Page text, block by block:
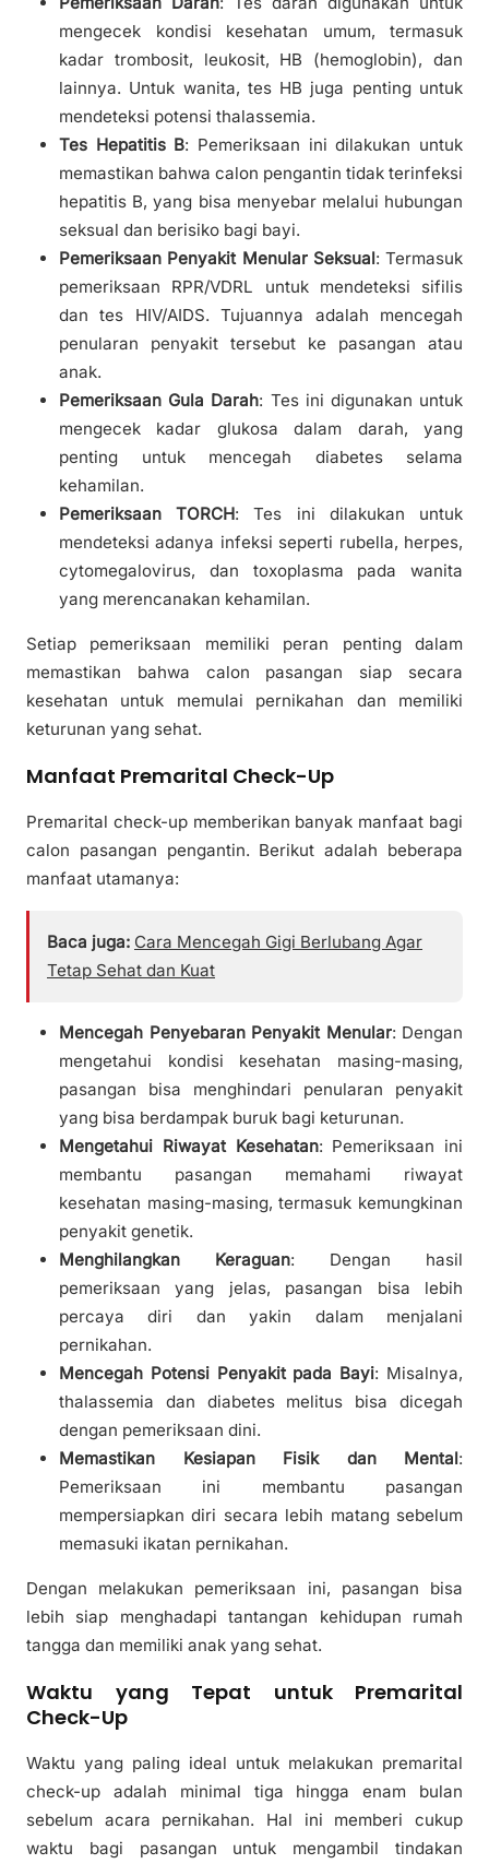
mengecek kondisi kesehatan umum, termasuk
kadar trombosit, leukosit, HB (hemoglobin), dan
lainnya. Untuk wanita, tes HB juga penting untuk
mendeteksi potensi thalassemia.
Tes Hepatitis B: Pemeriksaan ini dilakukan untuk
memastikan bahwa calon pengantin tidak terinfeksi
hepatitis B, yang bisa menyebar melalui hubungan
seksual dan berisiko bagi bayi.
Pemeriksaan Penyakit Menular Seksual: Termasuk
pemeriksaan RPR/VDRL untuk mendeteksi sifilis
dan tes HIV/AIDS. Tujuannya adalah mencegah
penularan penyakit tersebut ke pasangan atau
anak.
Pemeriksaan Gula Darah: Tes ini digunakan untuk
mengecek kadar glukosa dalam darah, yang
penting untuk mencegah diabetes selama
kehamilan.
Pemeriksaan TORCH: Tes ini dilakukan untuk
mendeteksi adanya infeksi seperti rubella, herpes,
cytomegalovirus, dan toxoplasma pada wanita
yang merencanakan kehamilan.
Setiap pemeriksaan memiliki peran penting dalam
memastikan bahwa calon pasangan siap secara
kesehatan untuk memulai pernikahan dan memiliki
keturunan yang sehat.
Manfaat Premarital Check-Up
Premarital check-up memberikan banyak manfaat bagi
calon pasangan pengantin. Berikut adalah beberapa
manfaat utamanya:
Baca juga: Cara Mencegah Gigi Berlubang Agar
Tetap Sehat dan Kuat
Mencegah Penyebaran Penyakit Menular: Dengan
mengetahui kondisi kesehatan masing-masing,
pasangan bisa menghindari penularan penyakit
yang bisa berdampak buruk bagi keturunan.
Mengetahui Riwayat Kesehatan: Pemeriksaan ini
membantu pasangan memahami riwayat
kesehatan masing-masing, termasuk kemungkinan
penyakit genetik.
Menghilangkan Keraguan: Dengan hasil
pemeriksaan yang jelas, pasangan bisa lebih
percaya diri dan yakin dalam menjalani
pernikahan.
Mencegah Potensi Penyakit pada Bayi: Misalnya,
thalassemia dan diabetes melitus bisa dicegah
dengan pemeriksaan dini.
Memastikan Kesiapan Fisik dan Mental:
Pemeriksaan ini membantu pasangan
mempersiapkan diri secara lebih matang sebelum
memasuki ikatan pernikahan.
Dengan melakukan pemeriksaan ini, pasangan bisa
lebih siap menghadapi tantangan kehidupan rumah
tangga dan memiliki anak yang sehat.
Waktu yang Tepat untuk Premarital
Check-Up
Waktu yang paling ideal untuk melakukan premarital
check-up adalah minimal tiga hingga enam bulan
sebelum acara pernikahan. Hal ini memberi cukup
waktu bagi pasangan untuk mengambil tindakan